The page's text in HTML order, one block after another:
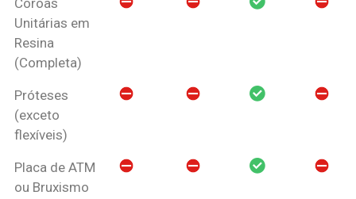
Unitárias em
Resina
(Completa)
Próteses
(exceto
flexíveis)
Placa de ATM
ou Bruxismo